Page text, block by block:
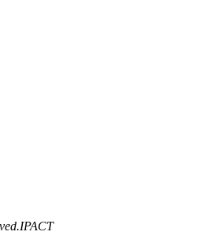
IPACT